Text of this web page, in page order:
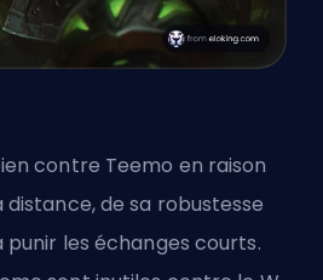
contre Teemo en raison
de sa robustesse
les échanges courts.